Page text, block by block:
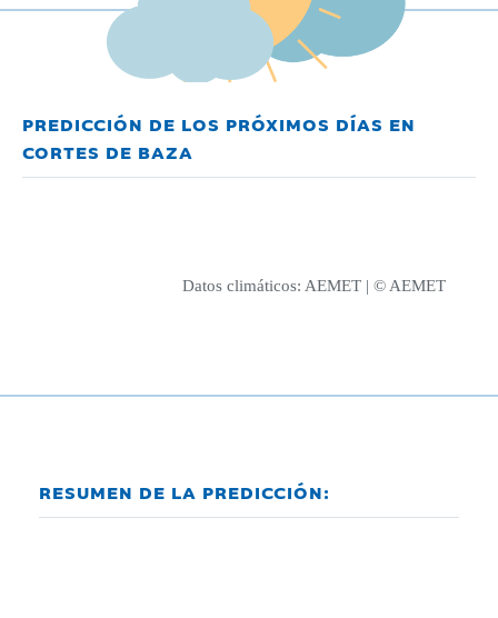
PREDICCIÓN DE LOS PRÓXIMOS DÍAS EN
CORTES DE BAZA
Datos climáticos: AEMET | © AEMET
RESUMEN DE LA PREDICCIÓN: